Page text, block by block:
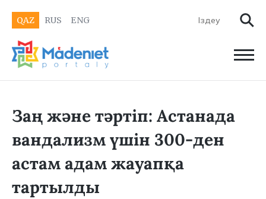
QAZ RUS ENG
Заң және тәртіп: Астанада
вандализм үшін 300-ден
астам адам жауапқа
тартылды